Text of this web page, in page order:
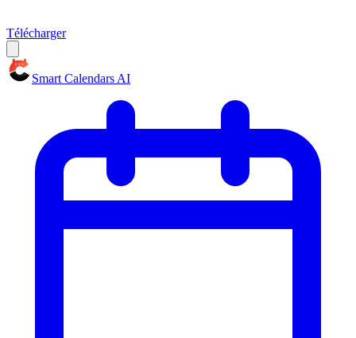
Télécharger
Smart Calendars AI